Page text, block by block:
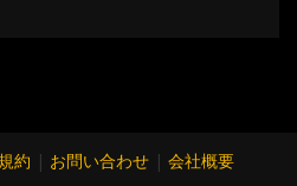
約 | お問い合わせ | 会社概要